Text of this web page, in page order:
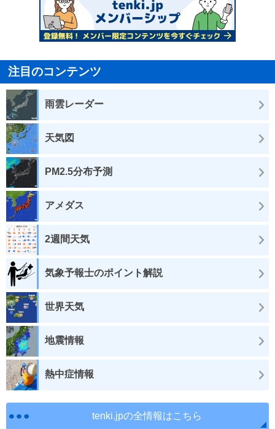
注目のコンテンツ
雨雲レーダー
天気図
PM2.5分布予測
アメダス
2週間天気
気象予報士のポイント解説
世界天気
地震情報
熱中症情報
tenki.jpの全情報はこちら